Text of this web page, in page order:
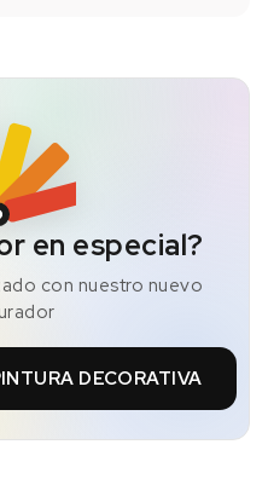
en especial?
con nuestro nuevo
DECORATIVA